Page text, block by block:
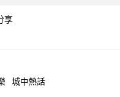
享
城中熱話